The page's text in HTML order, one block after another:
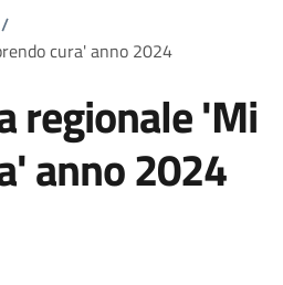
/
cura' anno 2024
regionale 'Mi
anno 2024